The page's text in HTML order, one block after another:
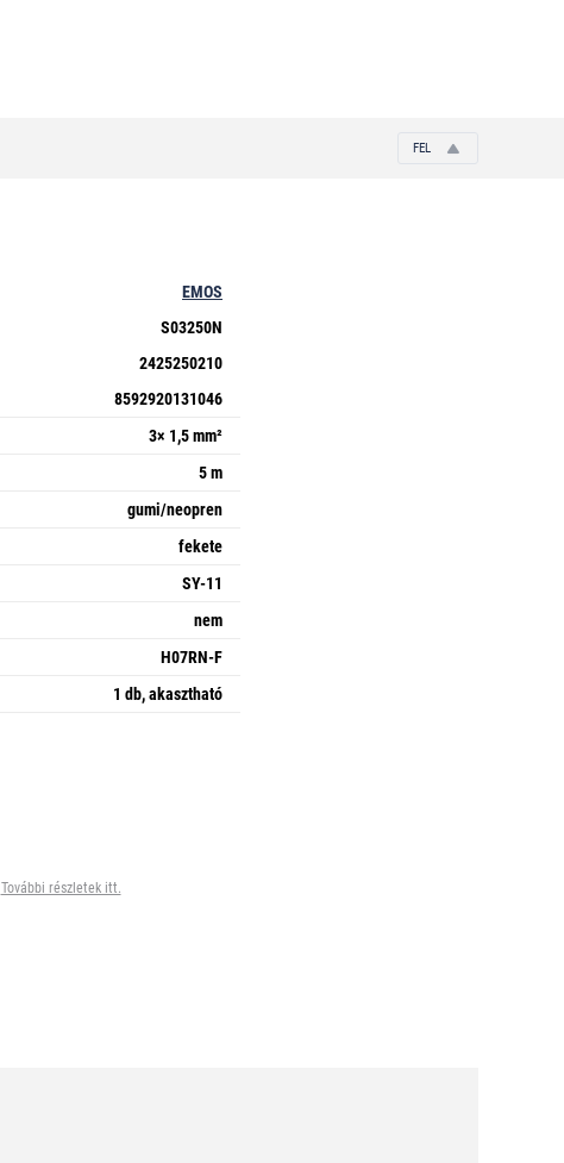
FEL
EMOS
S03250N
2425250210
8592920131046
3× 1,5 mm²
5 m
gumi/neopren
fekete
SY-11
nem
H07RN-F
1 db, akasztható
További részletek itt.